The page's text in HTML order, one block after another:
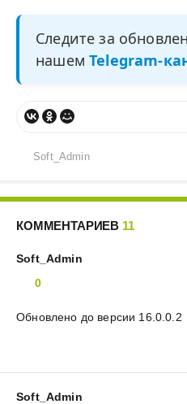
Следите за
нашемTelegram-
Soft_Admin
КОММЕНТАРИЕВ 11
Soft_Admin
0
Обновлено до версии 16.0.0.2
Soft_Admin